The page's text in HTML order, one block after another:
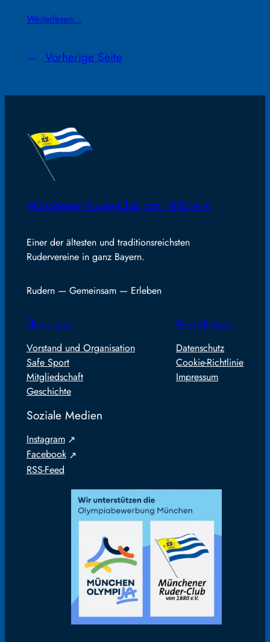
Weiterlesen…
← Vorherige Seite
Münchener Ruder-Club von 1880 e.V.
Einer der ältesten und traditionsreichsten
Rudervereine in ganz Bayern.
Rudern — Gemeinsam — Erleben
Über uns
Vorstand und Organisation
Safe Sport
Mitgliedschaft
Geschichte
Rechtliches
Datenschutz
Cookie-Richtlinie
Impressum
Soziale Medien
Instagram
Facebook
RSS-Feed